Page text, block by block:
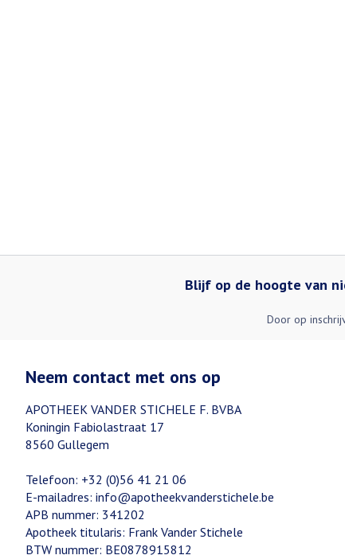
Blijf op de hoogte van
Door op
Neem contact met ons op
APOTHEEK VANDER STICHELE F. BVBA
Koningin Fabiolastraat 17
8560 Gullegem
Telefoon: +32 (0)56 41 21 06
E-mailadres: info@apotheekvanderstichele.be
APB nummer: 341202
Apotheek titularis: Frank Vander Stichele
BTW nummer: BE0878915812